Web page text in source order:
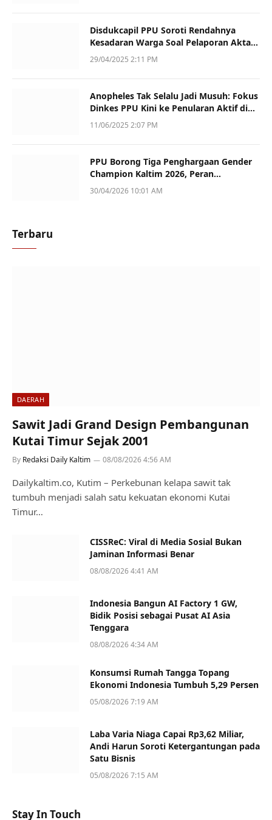
Disdukcapil PPU Soroti Rendahnya
Kesadaran Warga Soal Pelaporan Akta
Kematian
29/04/2025 2:11 PM
Anopheles Tak Selalu Jadi Musuh: Fokus
Dinkes PPU Kini ke Penularan Aktif di
Sotek
11/06/2025 2:07 PM
PPU Borong Tiga Penghargaan Gender
Champion Kaltim 2026, Peran
Perempuan Jadi Sorotan
30/04/2026 10:01 AM
Terbaru
DAERAH
Sawit Jadi Grand Design Pembangunan
Kutai Timur Sejak 2001
By Redaksi Daily Kaltim 08/08/2026 4:56 AM
Dailykaltim.co, Kutim – Perkebunan kelapa sawit tak
tumbuh menjadi salah satu kekuatan ekonomi Kutai
Timur…
CISSReC: Viral di Media Sosial Bukan
Jaminan Informasi Benar
08/08/2026 4:41 AM
Indonesia Bangun AI Factory 1 GW,
Bidik Posisi sebagai Pusat AI Asia
Tenggara
08/08/2026 4:34 AM
Konsumsi Rumah Tangga Topang
Ekonomi Indonesia Tumbuh 5,29 Persen
05/08/2026 7:19 AM
Laba Varia Niaga Capai Rp3,62 Miliar,
Andi Harun Soroti Ketergantungan pada
Satu Bisnis
05/08/2026 7:15 AM
Stay In Touch